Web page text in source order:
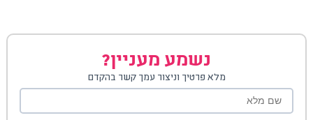
נשמע מעניין?
מלא פרטיך וניצור עמך קשר בהקדם